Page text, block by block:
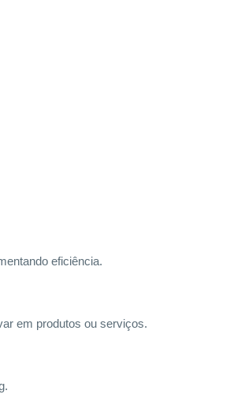
eficiência.
em produtos ou serviços.